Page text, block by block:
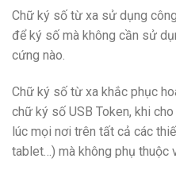
Chữ ký số từ xa sử dụng
để ký số mà không cần sử
cứng nào.
Chữ ký số từ xa khắc phục
chữ ký số USB Token, khi
lúc mọi nơi trên tất cả các
tablet…) mà không phụ thuộc